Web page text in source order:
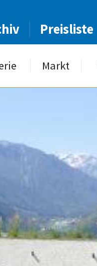
Preisliste
Markt